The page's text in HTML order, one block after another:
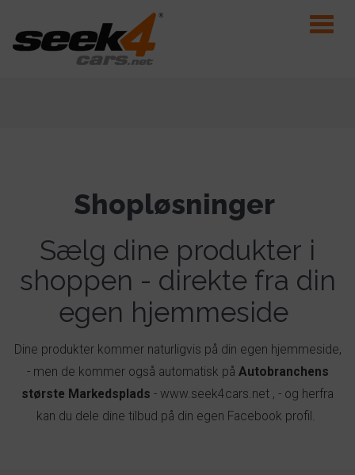
Toggle
Shopløsninger
Sælg dine produkter i
shoppen - direkte fra din
egen hjemmeside
Dine produkter kommer naturligvis på din egen hjemmeside,
- men de kommer også automatisk på Autobranchens
største M arkedsplads - www.seek4cars.net , - og herfra
kan du dele dine tilbud på din egen Facebook profil.